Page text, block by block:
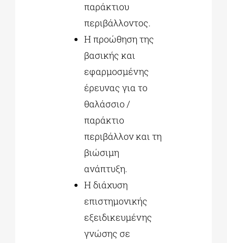
παράκτιου
περιβάλλοντος.
H προώθηση της
βασικής και
εφαρμοσμένης
έρευνας για το
θαλάσσιο /
παράκτιο
περιβάλλον και τη
βιώσιμη
ανάπτυξη.
H διάχυση
επιστημονικής
εξειδικευμένης
γνώσης σε